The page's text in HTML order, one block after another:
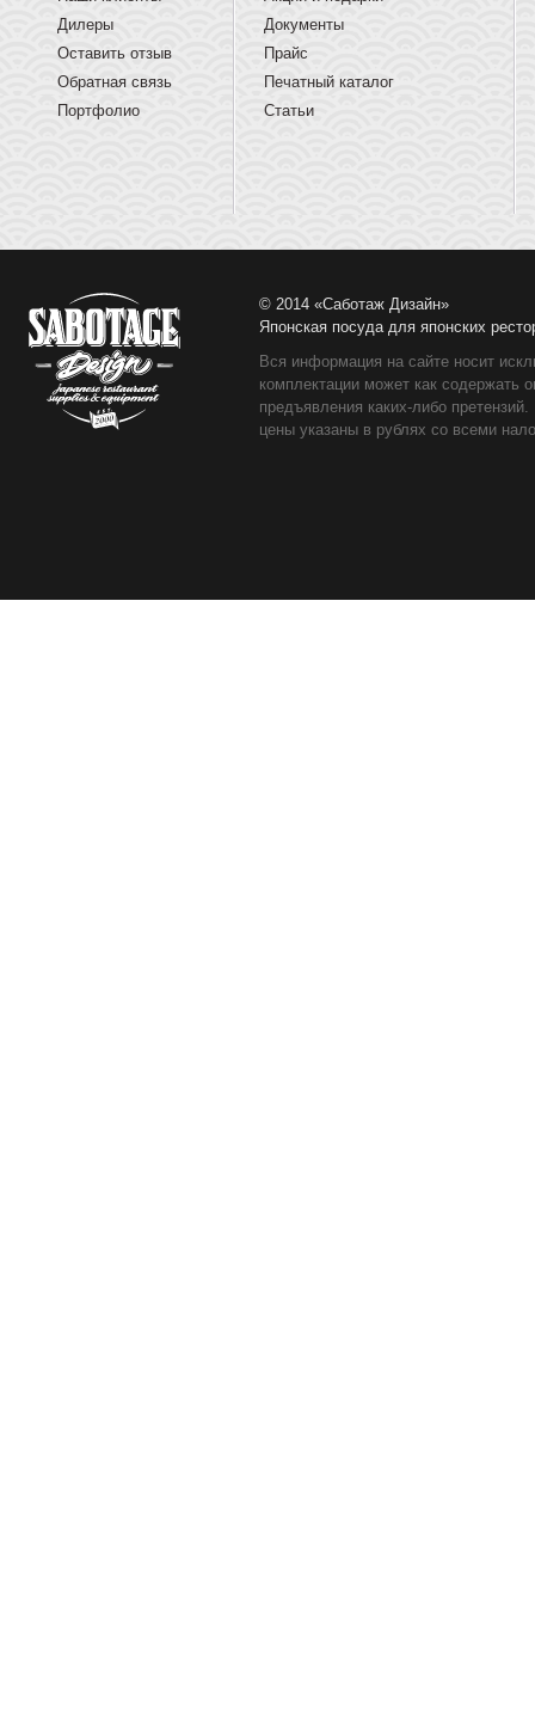
Дилеры
Оставить отзыв
Обратная связь
Портфолио
Документы
Прайс
Печатный каталог
Статьи
© 2014 «Саботаж Дизайн»
Японская посуда для японских
Вся информация на сайте носит
комплектации может как содержать
предъявления каких-либо
цены указаны в рублях со всеми